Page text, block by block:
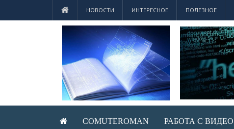
НОВОСТИ ИНТЕРЕСНОЕ ПОЛЕЗНОЕ
COMUTEROMAN РАБОТА С ВИДЕО